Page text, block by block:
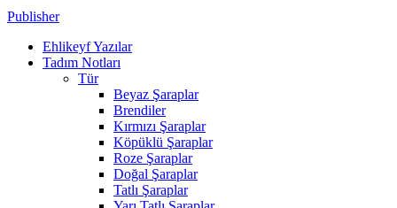
Publisher
Ehlikeyf Yazılar
Tadım Notları
Tür
Beyaz Şaraplar
Brendiler
Kırmızı Şaraplar
Köpüklü Şaraplar
Roze Şaraplar
Doğal Şaraplar
Tatlı Şaraplar